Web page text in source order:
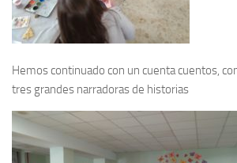
Hemos continuado con un cuenta cuentos,
tres grandes narradoras de historias